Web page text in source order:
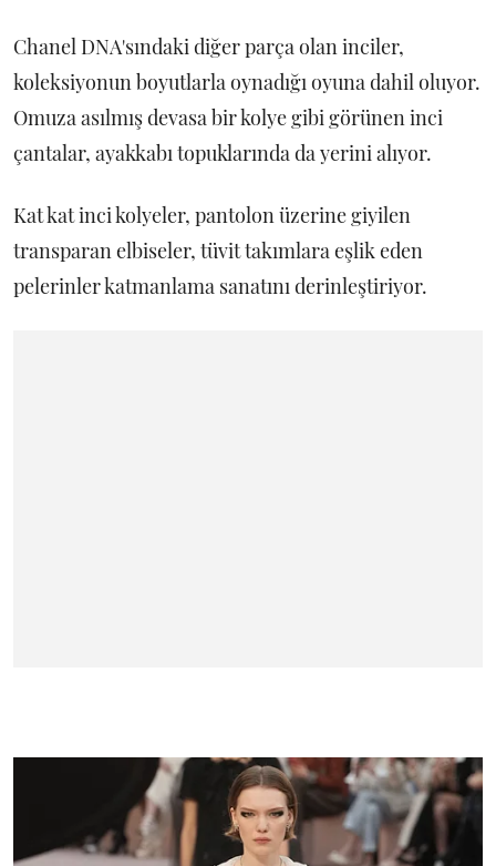
Chanel DNA'sındaki diğer parça olan inciler,
koleksiyonun boyutlarla oynadığı oyuna dahil oluyor.
Omuza asılmış devasa bir kolye gibi görünen inci
çantalar, ayakkabı topuklarında da yerini alıyor.
Kat kat inci kolyeler, pantolon üzerine giyilen
transparan elbiseler, tüvit takımlara eşlik eden
pelerinler katmanlama sanatını derinleştiriyor.